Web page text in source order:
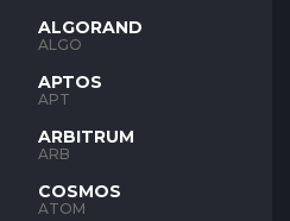
ALGORAND
ALGO
APTOS
APT
ARBITRUM
ARB
COSMOS
ATOM